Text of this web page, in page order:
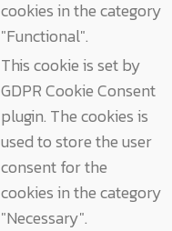
cookies in the category
"Functional".
This cookie is set by
GDPR Cookie Consent
plugin. The cookies is
used to store the user
consent for the
cookies in the category
"Necessary".